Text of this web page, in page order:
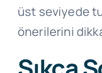
üst seviyede
önerilerini